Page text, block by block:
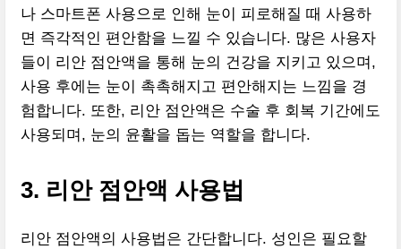
나 스마트폰 사용으로 인해 눈이 피로해질 때 사용하
면 즉각적인 편안함을 느낄 수 있습니다. 많은 사용자
들이 리안 점안액을 통해 눈의 건강을 지키고 있으며,
사용 후에는 눈이 촉촉해지고 편안해지는 느낌을 경
험합니다. 또한, 리안 점안액은 수술 후 회복 기간에도
사용되며, 눈의 윤활을 돕는 역할을 합니다.
3. 리안 점안액 사용법
리안 점안액의 사용법은 간단합니다. 성인은 필요할